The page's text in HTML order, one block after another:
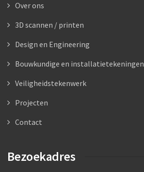
Over ons
3D scannen / printen
Design en Engineering
Bouwkundige en installatietekeningen
Veiligheidstekenwerk
Projecten
Contact
Bezoekadres